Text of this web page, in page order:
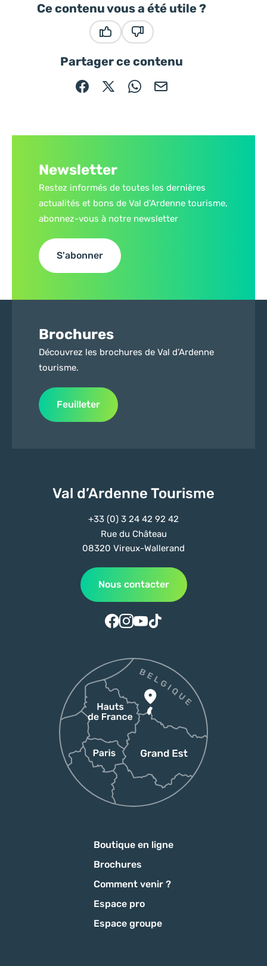
Ce contenu vous a été utile ?
Partager ce contenu
Partager sur Facebook (nouvelle fenêtre)
Partager sur X / Twitter (nouvelle
Partager sur WhatsApp
Partager par mail
Newsletter
Restez informés de toutes les dernières
actualités et bons de Val d’Ardenne tourisme,
abonnez-vous à notre newsletter
S'abonner
Brochures
Découvrez les brochures de Val d’Ardenne
tourisme.
Feuilleter
Val d’Ardenne Tourisme
+33 (0) 3 24 42 92 42
Rue du Château
08320 Vireux-Wallerand
Nous contacter
Suivez-nous sur Facebook
Suivez-nous sur Instagram
Suivez-nous sur Youtube
Suivez-nous sur Tiktok
Boutique en ligne
Brochures
Comment venir ?
Espace pro
Espace groupe